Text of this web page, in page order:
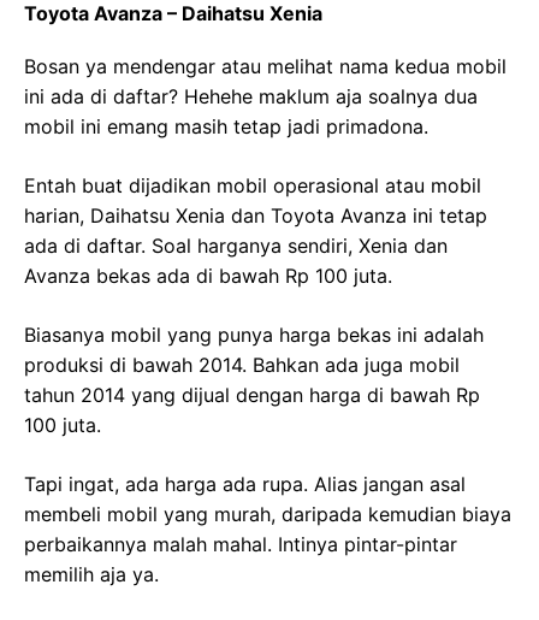
Toyota Avanza – Daihatsu Xenia
Bosan ya mendengar atau melihat nama kedua mobil
ini ada di daftar? Hehehe maklum aja soalnya dua
mobil ini emang masih tetap jadi primadona.
Entah buat dijadikan mobil operasional atau mobil
harian, Daihatsu Xenia dan Toyota Avanza ini tetap
ada di daftar. Soal harganya sendiri, Xenia dan
Avanza bekas ada di bawah Rp 100 juta.
Biasanya mobil yang punya harga bekas ini adalah
produksi di bawah 2014. Bahkan ada juga mobil
tahun 2014 yang dijual dengan harga di bawah Rp
100 juta.
Tapi ingat, ada harga ada rupa. Alias jangan asal
membeli mobil yang murah, daripada kemudian biaya
perbaikannya malah mahal. Intinya pintar-pintar
memilih aja ya.